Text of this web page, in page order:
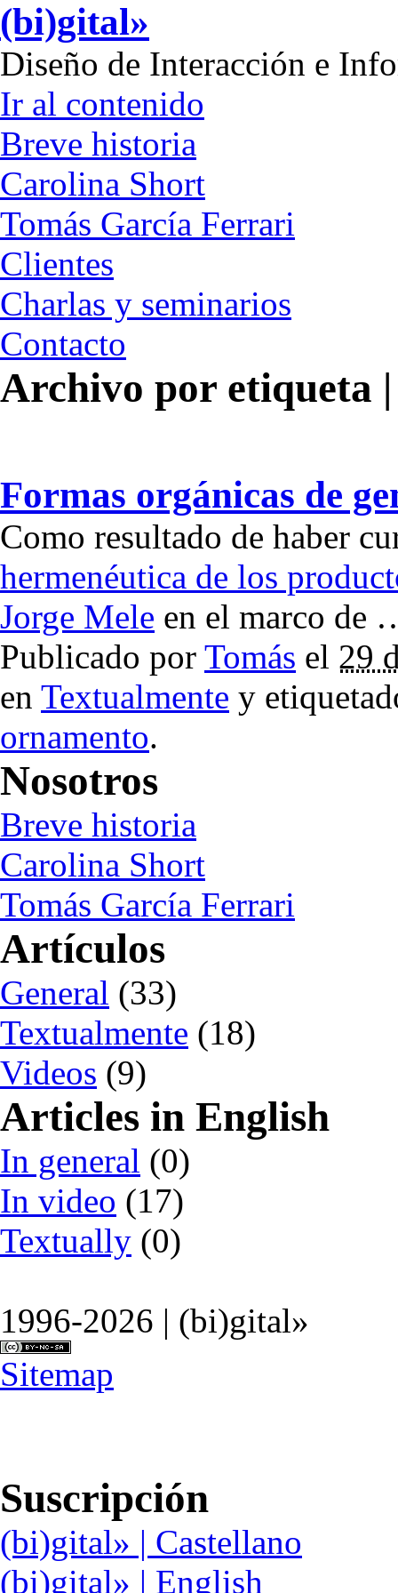
(bi)gital»
Diseño de Interacción e
Ir al contenido
Breve historia
Carolina Short
Tomás García Ferrari
Clientes
Charlas y seminarios
Contacto
Archivo por etiqueta
Formas orgánicas de
Como resultado de haber
hermenéutica de los
Jorge Mele en el marco de
Publicado por Tomás el 29
en Textualmente y
ornamento.
Nosotros
Breve historia
Carolina Short
Tomás García Ferrari
Artículos
General (33)
Textualmente (18)
Videos (9)
Articles in English
In general (0)
In video (17)
Textually (0)
1996-2026 | (bi)gital»
Sitemap
Suscripción
(bi)gital» | Castellano
(bi)gital» | English